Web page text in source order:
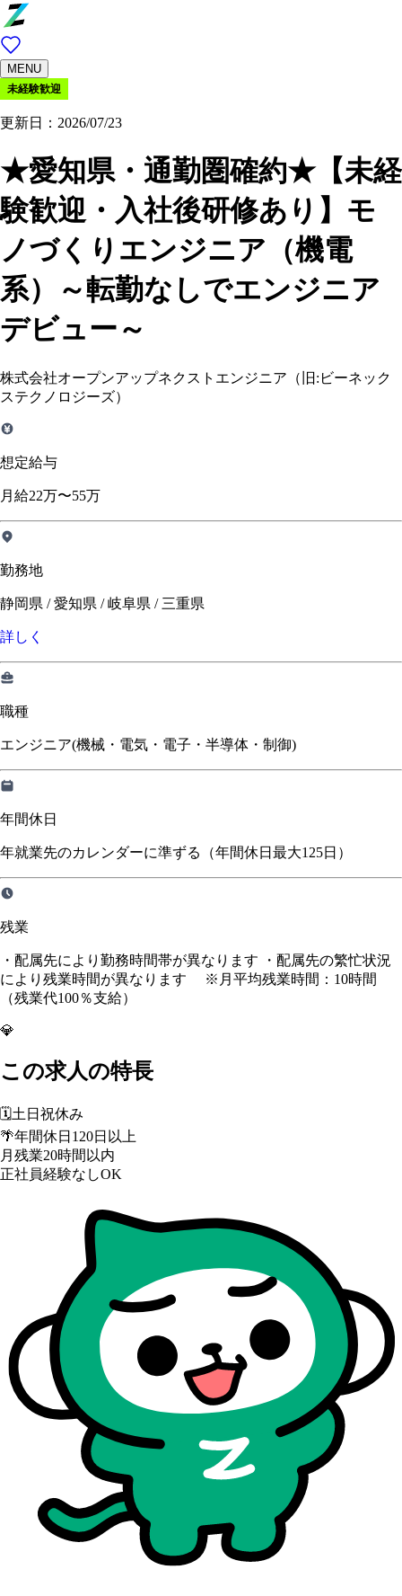
MENU
未経験歓迎
更新日：2026/07/23
★愛知県・通勤圏確約★【未経
験歓迎・入社後研修あり】モ
ノづくりエンジニア（機電
系）～転勤なしでエンジニア
デビュー～
株式会社オープンアップネクストエンジニア（旧:ビーネック
ステクノロジーズ）
想定給与
月給22万〜55万
勤務地
静岡県 / 愛知県 / 岐阜県 / 三重県
詳しく
職種
エンジニア(機械・電気・電子・半導体・制御)
年間休日
年就業先のカレンダーに準ずる（年間休日最大125日）
残業
・配属先により勤務時間帯が異なります ・配属先の繁忙状況
により残業時間が異なります ※月平均残業時間：10時間
（残業代100％支給）
💎
この求人の特長
🗓️土日祝休み
🌴年間休日120日以上
月残業20時間以内
正社員経験なしOK